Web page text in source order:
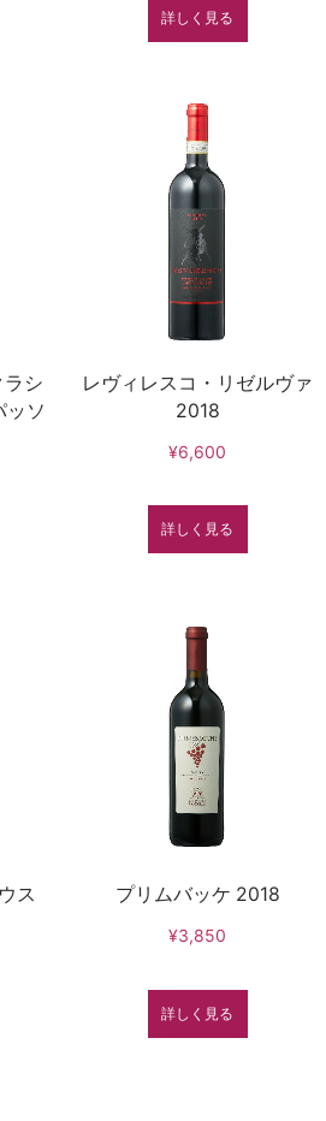
詳しく見る
シ
ッソ
レヴィレスコ・リゼルヴァ
2018
¥6,600
詳しく見る
ス
プリムバッケ 2018
¥3,850
詳しく見る